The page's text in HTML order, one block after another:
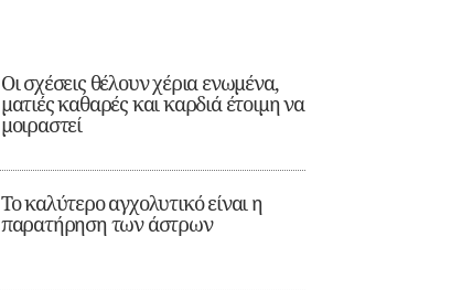
Οι σχέσεις θέλουν χέρια ενωμένα,
ματιές καθαρές και καρδιά έτοιμη να
μοιραστεί
Το καλύτερο αγχολυτικό είναι η
παρατήρηση των άστρων